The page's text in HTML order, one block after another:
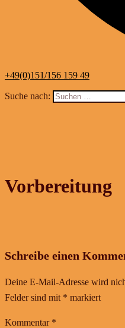
+49(0)151/156 159 49
Suche nach:
Vorbereitung
Schreibe einen
Deine E-Mail-Adresse wird
Felder sind mit * markiert
Kommentar *